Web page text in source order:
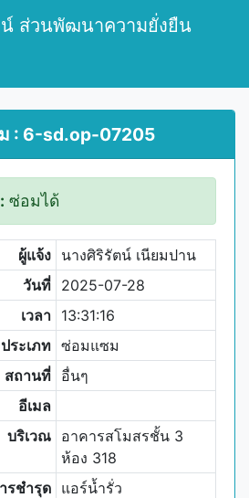
ส่วนพัฒนาความยั่งยืน
: 6-sd.op-07205
ซ่อมได้
ผู้แจ้ง นางศิริรัตน์ เนียมปาน
วันที่ 2025-07-28
เวลา 13:31:16
ประเภท ซ่อมแซม
สถานที่ อื่นๆ
อีเมล
บริเวณ อาคารสโมสรชั้น 3
ห้อง 318
รชำรุด
แอร์น้ำรั่ว